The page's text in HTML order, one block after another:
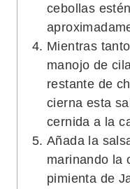
cebollas
Mientras
manojo de
restante de
cierna esta
cernida a la
Añada la
marinando la
pimienta de